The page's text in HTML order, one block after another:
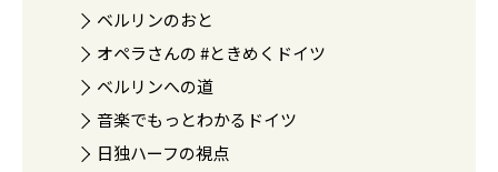
ベルリンのおと
オペラさんの #ときめくドイツ
ベルリンへの道
音楽でもっとわかるドイツ
日独ハーフの視点